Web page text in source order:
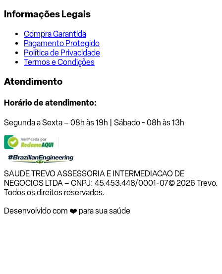
Informações Legais
Compra Garantida
Pagamento Protegido
Política de Privacidade
Termos e Condições
Atendimento
Horário de atendimento:
Segunda a Sexta – 08h às 19h | Sábado - 08h às 13h
SAUDE TREVO ASSESSORIA E INTERMEDIACAO DE
NEGOCIOS LTDA – CNPJ: 45.453.448/0001-07© 2026 Trevo.
Todos os direitos reservados.
Desenvolvido com ❤️ para sua saúde